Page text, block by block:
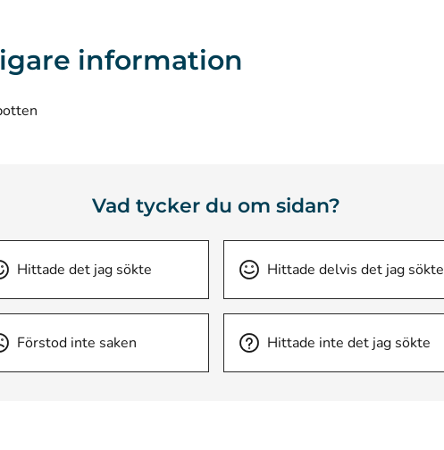
information
Vad tycker du om sidan?
Hittade det jag sökte Hittade delvis det jag sökte
Förstod inte saken Hittade inte det jag sökte